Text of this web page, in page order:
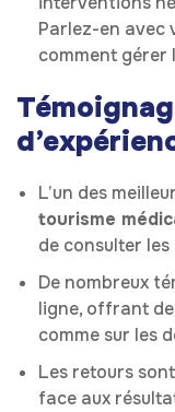
Parlez-en avec
comment gérer
L’un des
tourisme
de consulter
De nombreux
ligne, offrant
comme sur les
Les retours
face aux